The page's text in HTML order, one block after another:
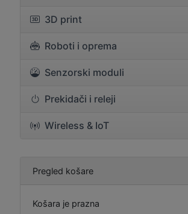
3D print
Roboti i oprema
Senzorski moduli
Prekidači i releji
Wireless & IoT
Pregled košare
Košara je prazna